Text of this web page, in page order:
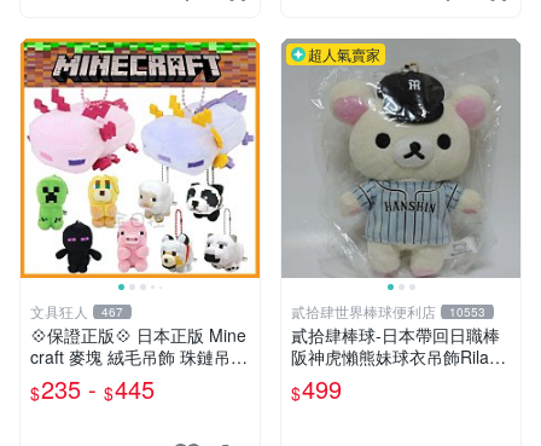
文具狂人 467
💠保證正版💠 日本正版 Mine
craft 麥塊 絨毛吊飾 珠鏈吊飾
包包吊飾 苦力怕 熊貓 蠑螈
六角恐龍 👉 全日控
$235 - $445
超人氣賣家
貳拾肆世界棒球便利店 10553
貳拾肆棒球-日本帶回日職棒
阪神虎懶熊妹球衣吊飾Rilakk
uma
$499